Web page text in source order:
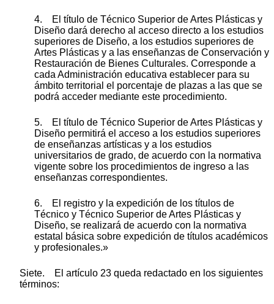
4. El título de Técnico Superior de Artes Plásticas y
Diseño dará derecho al acceso directo a los estudios
superiores de Diseño, a los estudios superiores de
Artes Plásticas y a las enseñanzas de Conservación y
Restauración de Bienes Culturales. Corresponde a
cada Administración educativa establecer para su
ámbito territorial el porcentaje de plazas a las que se
podrá acceder mediante este procedimiento.
5. El título de Técnico Superior de Artes Plásticas y
Diseño permitirá el acceso a los estudios superiores
de enseñanzas artísticas y a los estudios
universitarios de grado, de acuerdo con la normativa
vigente sobre los procedimientos de ingreso a las
enseñanzas correspondientes.
6. El registro y la expedición de los títulos de
Técnico y Técnico Superior de Artes Plásticas y
Diseño, se realizará de acuerdo con la normativa
estatal básica sobre expedición de títulos académicos
y profesionales.»
Siete. El artículo 23 queda redactado en los siguientes
términos: